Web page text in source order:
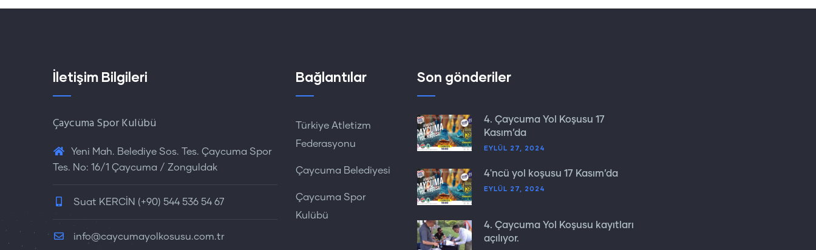
İletişim Bilgileri
Çaycuma Spor Kulübü
Yeni Mah. Belediye Sos. Tes. Çaycuma Spor
Tes. No: 16/1 Çaycuma / Zonguldak
Suat KERCİN (+90) 544 536 54 67
info@caycumayolkosusu.com.tr
Bağlantılar
Türkiye Atletizm
Federasyonu
Çaycuma Belediyesi
Çaycuma Spor
Kulübü
Son gönderiler
4. Çaycuma Yol Koşusu 17
Kasım’da
EYLÜL 27, 2024
4'ncü yol koşusu 17 Kasım’da
EYLÜL 27, 2024
4. Çaycuma Yol Koşusu kayıtları
açılıyor.